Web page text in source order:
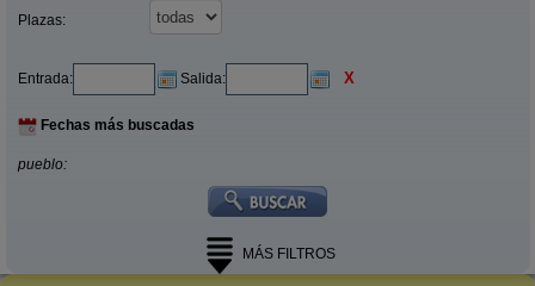
Plazas:
Entrada: Salida: X
Fechas más buscadas
pueblo:
MÁS FILTROS